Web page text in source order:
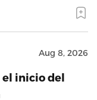
Aug 8, 2026
el inicio del